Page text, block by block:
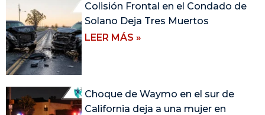
Colisión Frontal en el Condado de
Solano Deja Tres Muertos
LEER MÁS »
Choque de Waymo en el sur de
California deja a una mujer en